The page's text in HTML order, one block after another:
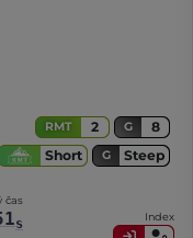
RMT 2 G
8
Short
G Steep
čas
s Index